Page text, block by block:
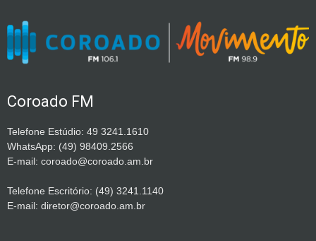
Coroado FM
Telefone Estúdio: 49 3241.1610
WhatsApp: (49) 98409.2566
E-mail: coroado@coroado.am.br
Telefone Escritório: (49) 3241.1140
E-mail: diretor@coroado.am.br